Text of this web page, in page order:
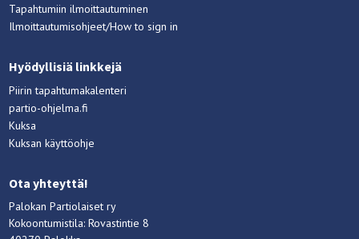
Tapahtumiin ilmoittautuminen
Ilmoittautumisohjeet/How to sign in
Hyödyllisiä linkkejä
Piirin tapahtumakalenteri
partio-ohjelma.fi
Kuksa
Kuksan käyttöohje
Ota yhteyttä!
Palokan Partiolaiset ry
Kokoontumistila: Rovastintie 8